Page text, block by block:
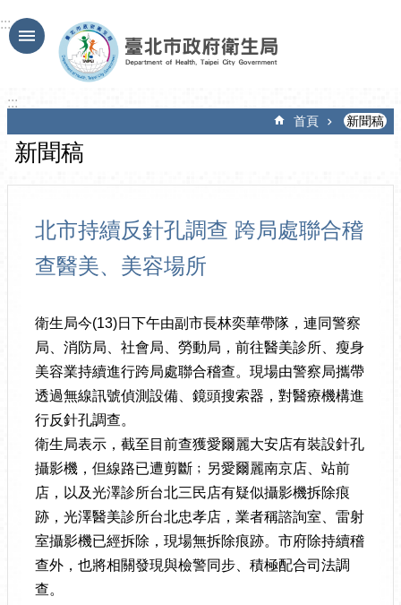
跳到主要內容區塊
:::
:::
首頁 新聞稿
新聞稿
北市持續反針孔調查 跨局處聯合稽
查醫美、美容場所
衛生局今(13)日下午由副市長林奕華帶隊，連同警察
局、消防局、社會局、勞動局，前往醫美診所、瘦身
美容業持續進行跨局處聯合稽查。現場由警察局攜帶
透過無線訊號偵測設備、鏡頭搜索器，對醫療機構進
行反針孔調查。
衛生局表示，截至目前查獲愛爾麗大安店有裝設針孔
攝影機，但線路已遭剪斷﹔另愛爾麗南京店、站前
店，以及光澤診所台北三民店有疑似攝影機拆除痕
跡，光澤醫美診所台北忠孝店，業者稱諮詢室、雷射
室攝影機已經拆除，現場無拆除痕跡。市府除持續稽
查外，也將相關發現與檢警同步、積極配合司法調
查。